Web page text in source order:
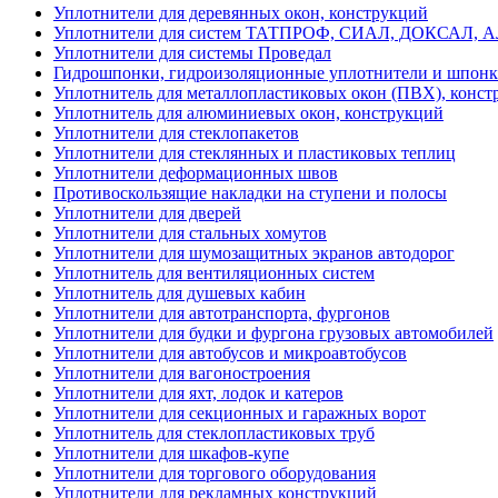
Уплотнители для деревянных окон, конструкций
Уплотнители для систем ТАТПРОФ, СИАЛ, ДОКСАЛ,
Уплотнители для системы Проведал
Гидрошпонки, гидроизоляционные уплотнители и
Уплотнитель для металлопластиковых окон (ПВХ),
Уплотнитель для алюминиевых окон, конструкций
Уплотнители для стеклопакетов
Уплотнители для стеклянных и пластиковых теплиц
Уплотнители деформационных швов
Противоскользящие накладки на ступени и полосы
Уплотнители для дверей
Уплотнители для стальных хомутов
Уплотнители для шумозащитных экранов автодорог
Уплотнитель для вентиляционных систем
Уплотнитель для душевых кабин
Уплотнители для автотранспорта, фургонов
Уплотнители для будки и фургона грузовых автомобилей
Уплотнители для автобусов и микроавтобусов
Уплотнители для вагоностроения
Уплотнители для яхт, лодок и катеров
Уплотнители для секционных и гаражных ворот
Уплотнитель для стеклопластиковых труб
Уплотнители для шкафов-купе
Уплотнители для торгового оборудования
Уплотнители для рекламных конструкций